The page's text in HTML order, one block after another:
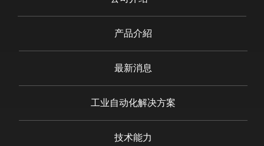
产品介紹
最新消息
工业自动化解决方案
技术能力